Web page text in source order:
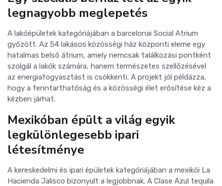
legnagyobb meglepetés
A lakóépületek kategóriájában a barcelonai Social Atrium
győzött. Az 54 lakásos közösségi ház központi eleme egy
hatalmas belső átrium, amely nemcsak találkozási pontként
szolgál a lakók számára, hanem természetes szellőzésével
az energiafogyasztást is csökkenti. A projekt jól példázza,
hogy a fenntarthatóság és a közösségi élet erősítése kéz a
kézben járhat.
Mexikóban épült a világ egyik
legkülönlegesebb ipari
létesítménye
A kereskedelmi és ipari épületek kategóriájában a mexikói La
Hacienda Jalisco bizonyult a legjobbnak. A Clase Azul tequila